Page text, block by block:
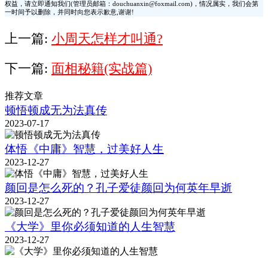
权益，请立即通知我们(管理员邮箱：douchuanxin@foxmail.com)，情况属实，我们会第
一时间予以删除，并同时向您表示歉意,谢谢!
上一篇: 小周天怎样才叫通?
下一篇: 面相秘籍(实战篇)
推荐文章
顿悟顿成无为法真传
2023-07-17
体悟《中庸》智慧，过美好人生
2023-12-27
颜回是怎么死的？孔子爱徒颜回为何英年早逝
2023-12-27
《大学》里你必须知道的人生智慧
2023-12-27